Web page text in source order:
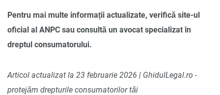
Pentru mai multe informații actualizate, verifică site-ul
oficial al ANPC sau consultă un avocat specializat în
dreptul consumatorului.
Articol actualizat la 23 februarie 2026 | GhidulLegal.ro -
protejăm drepturile consumatorilor tăi